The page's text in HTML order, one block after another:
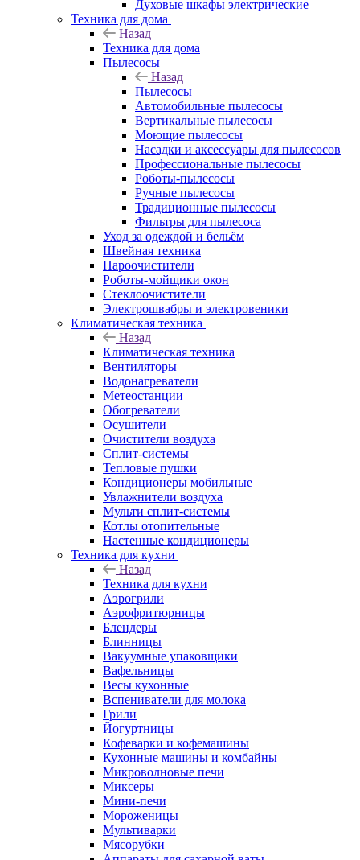
Духовые шкафы электрические
Техника для дома
Назад
Техника для дома
Пылесосы
Назад
Пылесосы
Автомобильные пылесосы
Вертикальные пылесосы
Моющие пылесосы
Насадки и аксессуары для пылесосов
Профессиональные пылесосы
Роботы-пылесосы
Ручные пылесосы
Традиционные пылесосы
Фильтры для пылесоса
Уход за одеждой и бельём
Швейная техника
Пароочистители
Роботы-мойщики окон
Стеклоочистители
Электрошвабры и электровеники
Климатическая техника
Назад
Климатическая техника
Вентиляторы
Водонагреватели
Метеостанции
Обогреватели
Осушители
Очистители воздуха
Сплит-системы
Тепловые пушки
Кондиционеры мобильные
Увлажнители воздуха
Мульти сплит-системы
Котлы отопительные
Настенные кондиционеры
Техника для кухни
Назад
Техника для кухни
Аэрогрили
Аэрофритюрницы
Блендеры
Блинницы
Вакуумные упаковщики
Вафельницы
Весы кухонные
Вспениватели для молока
Грили
Йогуртницы
Кофеварки и кофемашины
Кухонные машины и комбайны
Микроволновые печи
Миксеры
Мини-печи
Мороженицы
Мультиварки
Мясорубки